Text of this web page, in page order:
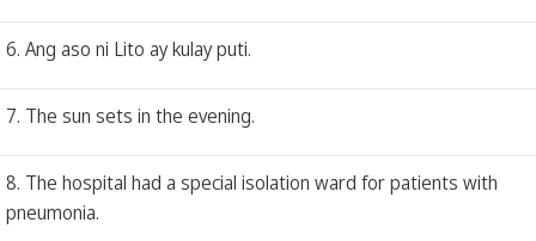
6. Ang aso ni Lito ay kulay puti.
7. The sun sets in the evening.
8. The hospital had a special isolation ward for patients with
pneumonia.